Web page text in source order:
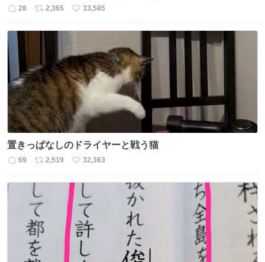
返
数
28
リ
数
2,365
い
33,585
置きっぱなしのドライヤーと戦う猫
返
数
69
リ
ス
ト
数
2,519
い
ね
数
32,363